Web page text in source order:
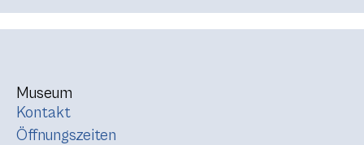
Museum
Kontakt
Öffnungszeiten